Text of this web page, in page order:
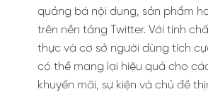
quảng bá nội dung, sản phẩm
trên nền tảng Twitter. Với tính
thực và cơ sở người dùng tích
có thể mang lại hiệu quả cho
khuyến mãi, sự kiện và chủ đề